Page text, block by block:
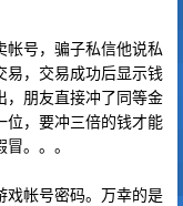
号，骗子私信他说私
易，交易成功后显示钱
，朋友直接冲了同等金
位，要冲三倍的钱才能
。。。
戏帐号密码。万幸的是